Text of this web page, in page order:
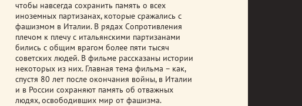
чтобы навсегда сохранить память о всех
иноземных партизанах, которые сражались с
фашизмом в Италии. В рядах Сопротивления
плечом к плечу с итальянскими партизанами
бились с общим врагом более пяти тысяч
советских людей. В фильме рассказаны истории
некоторых из них. Главная тема фильма – как,
спустя 80 лет после окончания войны, в Италии
и в России сохраняют память об отважных
людях, освободивших мир от фашизма.